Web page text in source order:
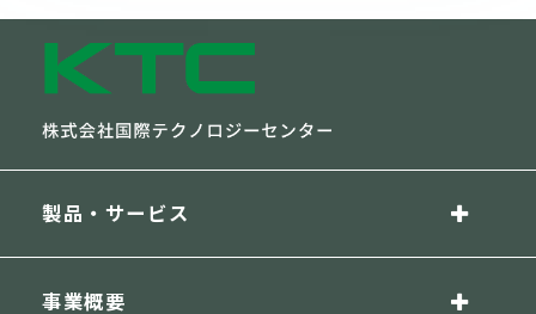
製品・サービス
事業概要